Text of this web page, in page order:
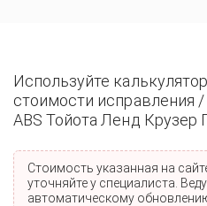
Используйте
стоимости исправления
ABS Тойота Ленд Крузер
Стоимость указанная на
уточняйте у специалиста.
автоматическому